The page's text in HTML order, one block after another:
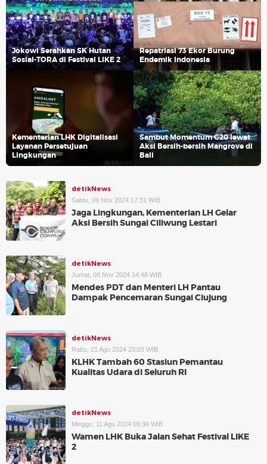
Jokowi Serahkan SK Hutan
Sosial-TORA di Festival LIKE 2
Repatriasi 73 Ekor Burung
Endemik Indonesia
Kementerian LHK Digitalisasi
Layanan Persetujuan
Lingkungan
Sambut Momentum G20 lewat
Aksi Bersih-bersih Mangrove di
Bali
detikNews
Sabtu, 09 Nov 2024 17:31 WIB
Jaga Lingkungan, Kementerian LH Gelar
Aksi Bersih Sungai Ciliwung Lestari
detikNews
Jumat, 08 Nov 2024 14:48 WIB
Mendes PDT dan Menteri LH Pantau
Dampak Pencemaran Sungai Ciujung
detikNews
Rabu, 21 Agu 2024 23:03 WIB
KLHK Tambah 60 Stasiun Pemantau
Kualitas Udara di Seluruh RI
detikNews
Minggu, 11 Agu 2024 09:34 WIB
Wamen LHK Buka Jalan Sehat Festival LIKE
2